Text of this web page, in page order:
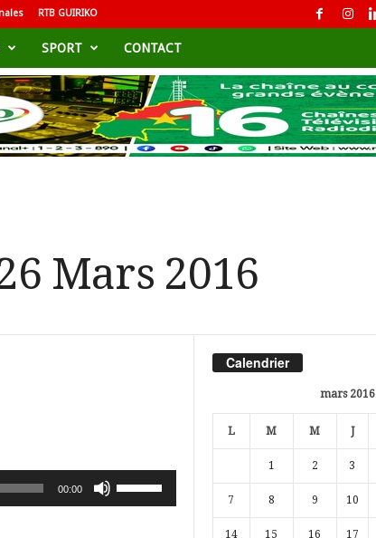
RTB GUIRIKO
SPORT CONTACT
Mars 2016
00:00
Utilisez
les
Calendrier
mars 2016
L M M J
1 2 3
7 8 9 10
14 15 16 17